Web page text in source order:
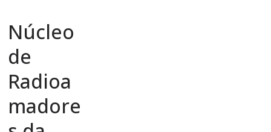
Núcleo
de
Radioa
madore